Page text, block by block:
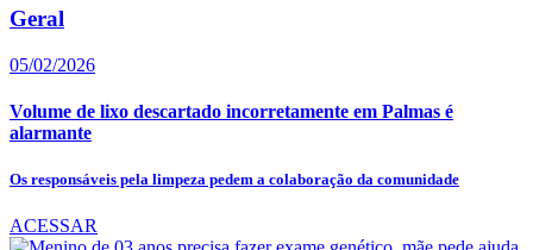
Geral
05/02/2026
Volume de lixo descartado incorretamente em Palmas é
alarmante
Os responsáveis pela limpeza pedem a colaboração da comunidade
ACESSAR